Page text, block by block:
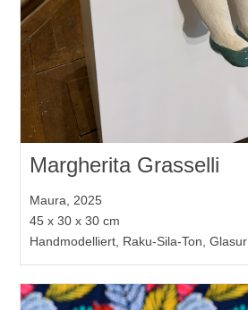
Margherita Grasselli
Maura, 2025
45 x 30 x 30 cm
Handmodelliert, Raku-Sila-Ton, Glasur